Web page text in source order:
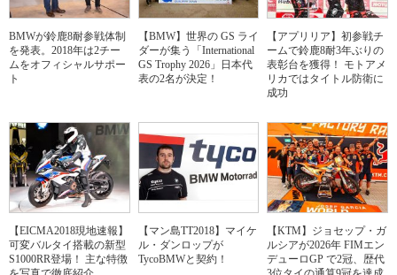
BMWが鈴鹿8耐参戦体制
を発表。2018年は2チー
ムをオフィシャルサポー
ト
【BMW】世界の GS ライ
ダーが集う「International
GS Trophy 2026」日本代
表の2名が決定！
【アプリリア】初参戦チ
ームで鈴鹿8耐3年ぶりの
表彰台を獲得！ モトアメ
リカではタイトル防衛に
成功
【EICMA2018現地速報】
可変バルタイ搭載の新型
S1000RR登場！ 主な特徴
【マン島TT2018】マイケ
ル・ダンロップが
TycoBMWと契約！
【KTM】ジョセップ・ガ
ルシアが2026年 FIMエン
デューロGP で2冠、歴代